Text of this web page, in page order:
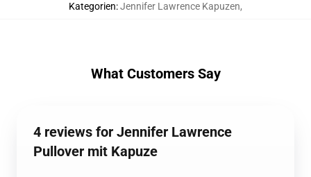
Kategorien:Jennifer Lawrence Kapuzen,
What Customers Say
4 reviews for Jennifer Lawrence
Pullover mit Kapuze